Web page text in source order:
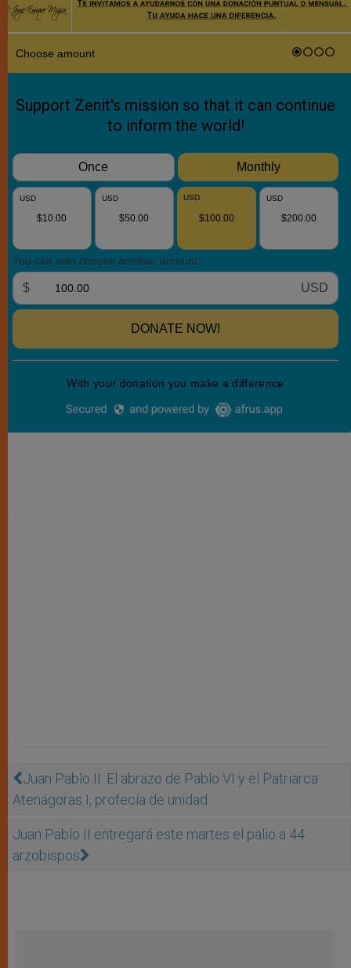
Juan Pablo II: El abrazo de Pablo VI y el Patriarca
Atenágoras I, profecía de unidad
Juan Pablo II entregará este martes el palio a 44
arzobispos